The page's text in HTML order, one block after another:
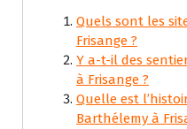
Quels sont les
Frisange ?
Y a-t-il des
à Frisange ?
Quelle est
Barthélemy à